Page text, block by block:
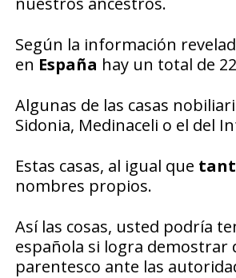
Según la información
en España hay un total de
Algunas de las casas
Sidonia, Medinaceli o el del
Estas casas, al igual que
nombres propios.
Así las cosas, usted podría
española si logra demostrar
parentesco ante las